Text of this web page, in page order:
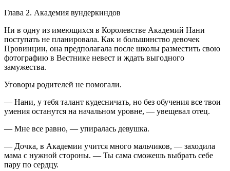
Глава 2. Академия вундеркиндов
Ни в одну из имеющихся в Королевстве Академий Нани
поступать не планировала. Как и большинство девочек
Провинции, она предполагала после школы разместить свою
фотографию в Вестнике невест и ждать выгодного
замужества.
Уговоры родителей не помогали.
— Нани, у тебя талант кудесничать, но без обучения все твои
умения останутся на начальном уровне, — увещевал отец.
— Мне все равно, — упиралась девушка.
— Дочка, в Академии учится много мальчиков, — заходила
мама с нужной стороны. — Ты сама сможешь выбрать себе
пару по сердцу.